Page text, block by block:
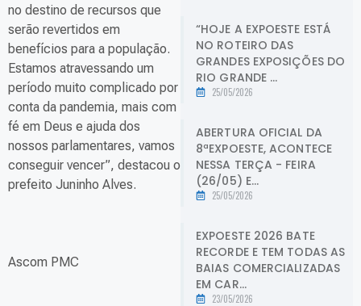
no destino de recursos que
serão revertidos em
benefícios para a população.
Estamos atravessando um
período muito complicado por
conta da pandemia, mais com
fé em Deus e ajuda dos
nossos parlamentares, vamos
conseguir vencer”, destacou o
prefeito Juninho Alves.
Ascom PMC
“HOJE A EXPOESTE ESTÁ
NO ROTEIRO DAS
GRANDES EXPOSIÇÕES DO
RIO GRANDE ...
25/05/2026
ABERTURA OFICIAL DA
8ªEXPOESTE, ACONTECE
NESSA TERÇA - FEIRA
(26/05) E...
25/05/2026
EXPOESTE 2026 BATE
RECORDE E TEM TODAS AS
BAIAS COMERCIALIZADAS
EM CAR...
23/05/2026